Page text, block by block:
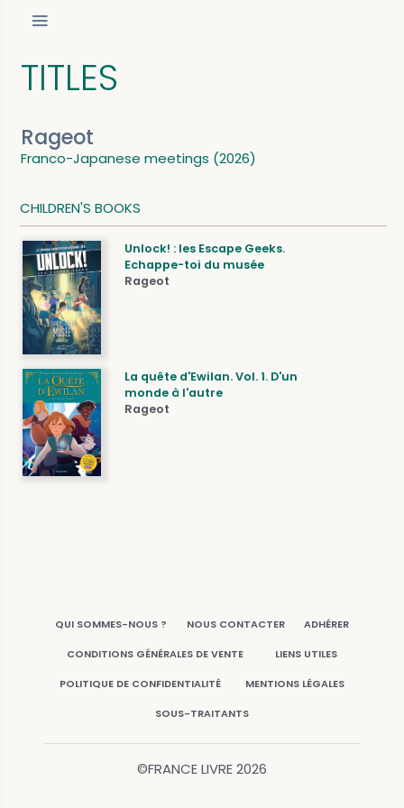
TITLES
Rageot
Franco-Japanese meetings (2026)
CHILDREN'S BOOKS
Unlock! : les Escape Geeks.
Echappe-toi du musée
Rageot
La quête d'Ewilan. Vol. 1. D'un
monde à l'autre
Rageot
QUI SOMMES-NOUS ? NOUS CONTACTER ADHÉRER
CONDITIONS GÉNÉRALES DE VENTE LIENS UTILES
POLITIQUE DE CONFIDENTIALITÉ MENTIONS LÉGALES
SOUS-TRAITANTS
©FRANCE LIVRE2026